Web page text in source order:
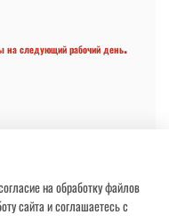
на следующий рабочий день.
на обработку файлов
сайта и соглашаетесь с